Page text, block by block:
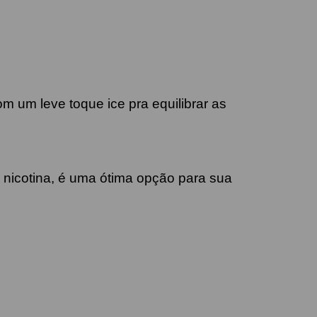
um leve toque ice pra equilibrar as
é uma ótima opção para sua